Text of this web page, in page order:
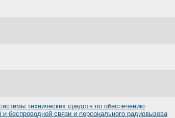
технических средств по обеспечению
беспроводной связи и персонального радиовызова